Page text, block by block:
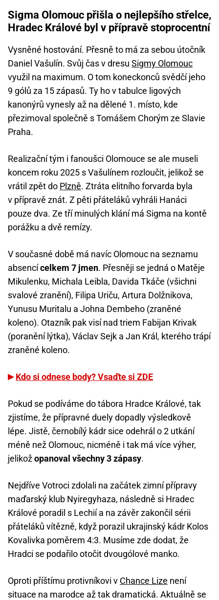
Sigma Olomouc přišla o nejlepšího střelce,
Hradec Králové byl v přípravě stoprocentní
Vysněné hostování. Přesně to má za sebou útočník
Daniel Vašulín. Svůj čas v dresu Sigmy Olomouc
využil na maximum. O tom koneckonců svědčí jeho
9 gólů za 15 zápasů. Ty ho v tabulce ligových
kanonýrů vynesly až na dělené 1. místo, kde
přezimoval společně s Tomášem Chorým ze Slavie
Praha.
Realizační tým i fanoušci Olomouce se ale museli
koncem roku 2025 s Vašulínem rozloučit, jelikož se
vrátil zpět do Plzně. Ztráta elitního forvarda byla
v přípravě znát. Z pěti přáteláků vyhráli Hanáci
pouze dva. Ze tří minulých klání má Sigma na kontě
porážku a dvě remízy.
V současné době má navíc Olomouc na seznamu
absencícelkem 7 jmen. Přesněji se jedná o Matěje
Mikulenku, Michala Leibla, Davida Tkáče (všichni
svalové zranění), Filipa Uriču, Artura Dolžnikova,
Yunusu Muritalu a Johna Dembeho (zraněné
koleno). Otazník pak visí nad triem Fabijan Krivak
(poranění lýtka), Václav Sejk a Jan Král, kterého trápí
zraněné koleno.
Kdo si odnese body? Vsaďte si ZDE
Pokud se podíváme do tábora Hradce Králové, tak
zjistíme, že přípravné duely dopadly výsledkově
lépe. Jistě, černobílý kádr sice odehrál o 2 utkání
méně než Olomouc, nicméně i tak má více výher,
jelikožopanoval všechny 3 zápasy.
Nejdříve Votroci zdolali na začátek zimní přípravy
maďarský klub Nyiregyhaza, následně si Hradec
Králové poradil s Lechií a na závěr zakončil sérii
přáteláků vítězně, když porazil ukrajinský kádr Kolos
Kovalivka poměrem 4:3. Musíme zde dodat, že
Hradci se podařilo otočit dvougólové manko.
Oproti příštímu protivníkovi v Chance Lize není
situace na marodce až tak dramatická. Aktuálně se